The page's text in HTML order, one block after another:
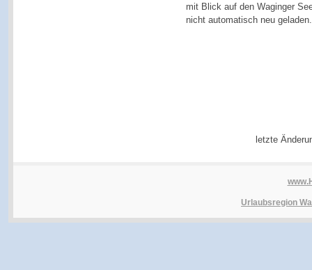
mit Blick auf den Waginger
nicht automatisch neu geladen.
letzte
Urlaubsregion